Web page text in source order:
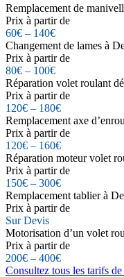
Remplacement de
Prix à partir de
60€ – 140€
Changement de lames à
Prix à partir de
80€ – 100€
Réparation volet roulant
Prix à partir de
120€ – 180€
Remplacement axe
Prix à partir de
120€ – 160€
Réparation moteur volet
Prix à partir de
150€ – 300€
Remplacement tablier à
Prix à partir de
Sur Devis
Motorisation d’un volet
Prix à partir de
200€ – 400€
Consultez tous les tarifs